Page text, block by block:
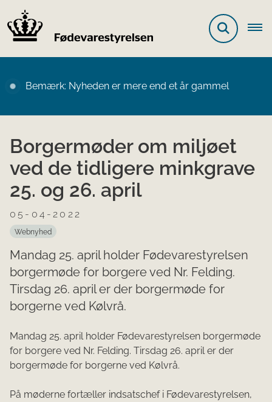
Bemærk: Nyheden er mere end et år gammel
Borgermøder om miljøet
ved de tidligere minkgrave
25. og 26. april
05-04-2022
Webnyhed
Mandag 25. april holder Fødevarestyrelsen
borgermøde for borgere ved Nr. Felding.
Tirsdag 26. april er der borgermøde for
borgerne ved Kølvrå.
​​Mandag 25. april holder Fødevarestyrelsen borgermøde
for borgere ved Nr. Felding. Tirsdag 26. april er der
borgermøde for borgerne ved Kølvrå.
På møderne fortæller indsatschef i Fødevarestyrelsen,